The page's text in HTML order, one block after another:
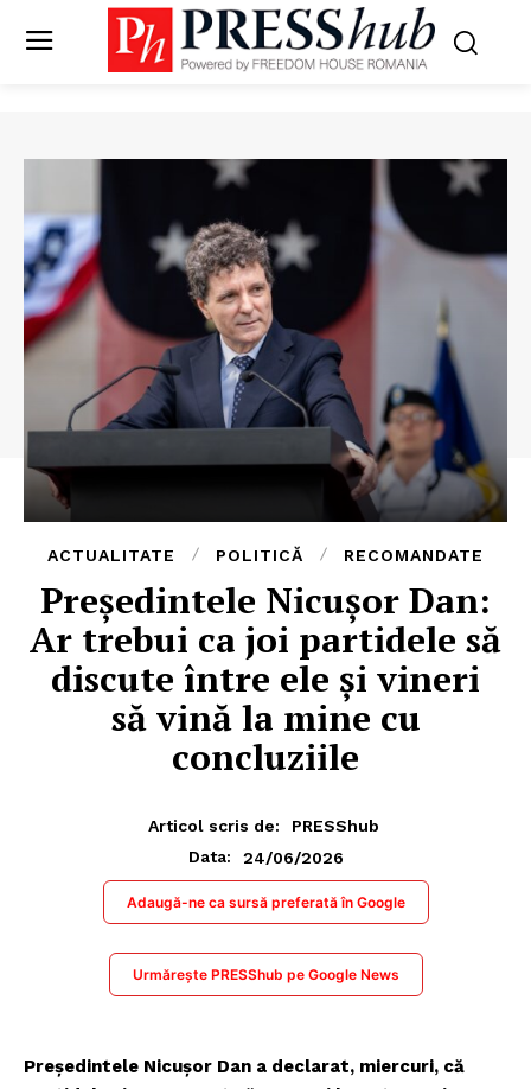
ACTUALITATE POLITICĂ RECOMANDATE
Președintele Nicuşor Dan:
Ar trebui ca joi partidele să
discute între ele şi vineri
să vină la mine cu
concluziile
Articol scris de:
PRESShub
Data:
24/06/2026
Adaugă-ne ca sursă preferată în Google
Urmărește PRESShub pe Google News
Preşedintele Nicuşor Dan a declarat, miercuri, că